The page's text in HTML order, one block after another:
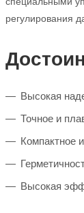
регулирования
Высокая
Точное и
Компактное
Высокая